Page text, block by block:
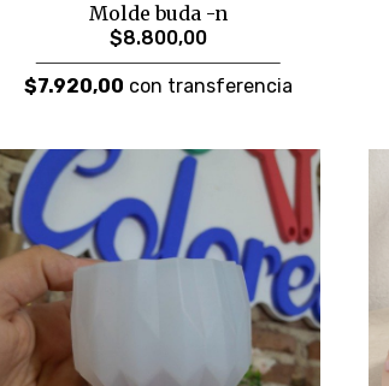
Molde buda -n
$8.800,00
$7.920,00 con transferencia